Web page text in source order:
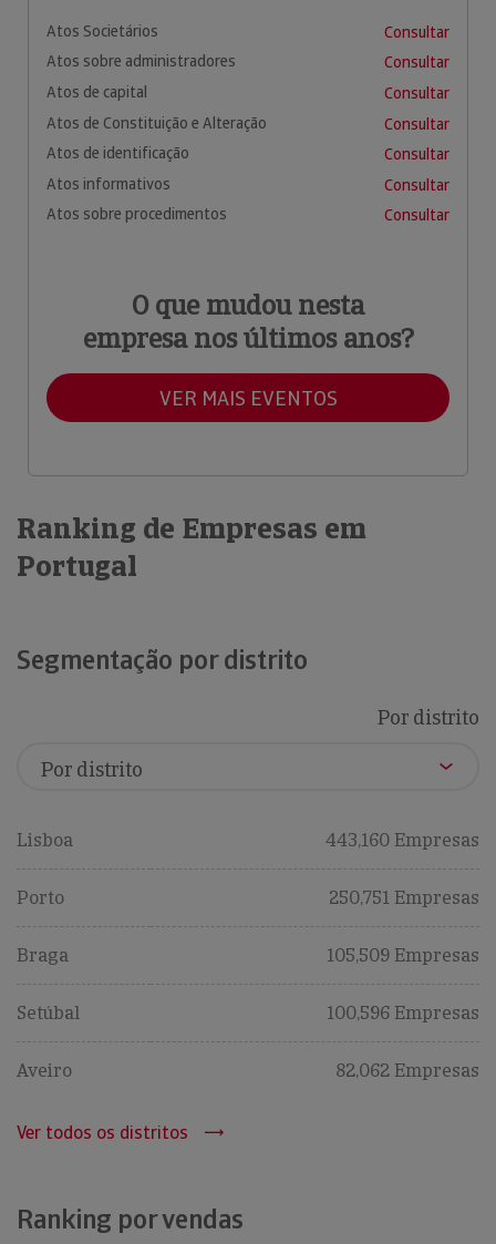
Atos Societários
Consultar
Atos sobre administradores
Consultar
Atos de capital
Consultar
Atos de Constituição e Alteração
Consultar
Atos de identificação
Consultar
Atos informativos
Consultar
Atos sobre procedimentos
Consultar
O que mudou nesta
empresa nos últimos anos?
VER MAIS EVENTOS
Ranking de Empresas em
Portugal
Segmentação por distrito
Por distrito
Lisboa 443,160 Empresas
Porto 250,751 Empresas
Braga 105,509 Empresas
Setúbal 100,596 Empresas
Aveiro 82,062 Empresas
Ver todos os distritos
Ranking por vendas